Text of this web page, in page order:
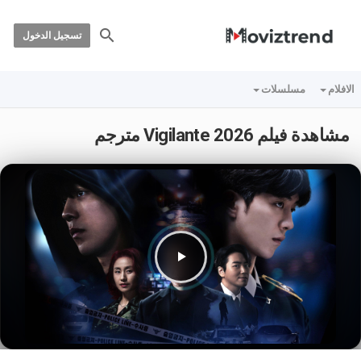
تسجيل الدخول
الافلام مسلسلات
مشاهدة فيلم Vigilante 2026 مترجم